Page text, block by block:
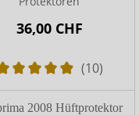
36,00 CHF
(10)